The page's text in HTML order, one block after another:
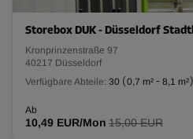
Abteil 25
L:3,2 m B:1m H:2,6m
Storebox DUK - Düsseldorf
Kronprinzenstraße 97
40217 Düsseldorf
Verfügbare Abteile: 30 (0,7 m² - 8,1 m²)
Ab
10,49 EUR/Mon 15,00 EUR